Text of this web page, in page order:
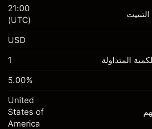
$1,000.00
-0.021568
(-$4.31)
استثمارك $1,000.00
-0.000654
(-$0.13)
مع الرافعة المالية ~ $
21:00
(UTC)
USD
المتداولة 1
5.00%
United
States of
America